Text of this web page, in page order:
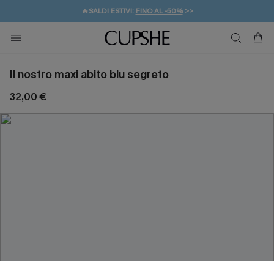
🔥SALDI ESTIVI: FINO AL -50%>>
🚚SPEDIZIONE GRATUITA DA 49€
💌REGALO PER I NUOVI: 20% DI SCONTO*
Il nostro maxi abito blu segreto
32,00 €